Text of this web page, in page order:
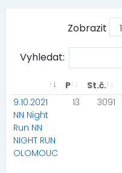
Zobrazit
Vyhledat:
P St.č.
9.10.2021
NN Night
Run NN
NIGHT RUN
OLOMOUC
13 3091